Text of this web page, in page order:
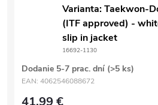
Varianta: Taekwon-
(ITF approved) -
slip in jacket
16692-1130
Dodanie 5-7 prac. dní (>5 ks)
EAN: 4062546088672
41,99 €